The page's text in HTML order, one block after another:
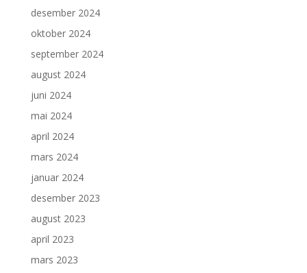
desember 2024
oktober 2024
september 2024
august 2024
juni 2024
mai 2024
april 2024
mars 2024
januar 2024
desember 2023
august 2023
april 2023
mars 2023